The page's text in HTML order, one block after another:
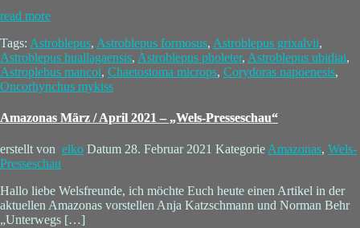
read more
Tags: Astroblepus, Astroblepus formosus, Astroblepus grixalvii,
Astroblepus huallagaensis, Astroblepus pholeter, Astroblepus ubidiai,
Astroplebus mancoi, Chaetostoma microps, Corydoras napoenesis,
Oncorhynchus mykiss
Amazonas März / April 2021 – „Wels-Presseschau“
erstellt von elko Datum 28. Februar 2021 Kategorie Amazonas, Wels-
Presseschau
Hallo liebe Welsfreunde, ich möchte Euch heute einen Artikel in der
aktuellen Amazonas vorstellen Anja Katzschmann und Norman Behr
„Unterwegs […]